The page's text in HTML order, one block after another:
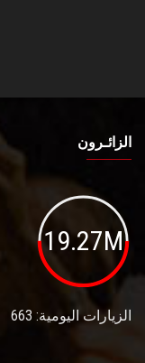
الزائـرون
19.27M
الزيارات اليومية: 663